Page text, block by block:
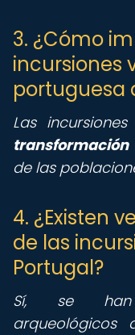
3. ¿Cómo
incursiones
portuguesa
Las
transformación
de las
4. ¿Existen
de las
Portugal?
Sí, se
arqueológicos